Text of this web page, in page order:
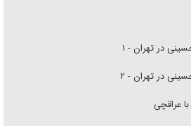
در تهران - ۱
در تهران - ۲
با عراقچی